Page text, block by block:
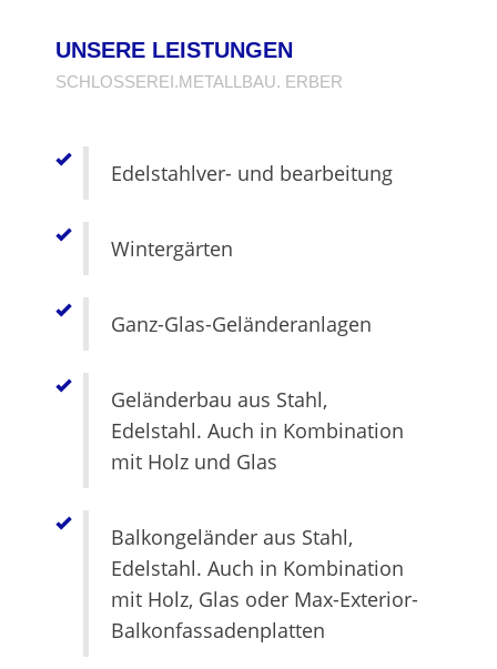
UNSERE LEISTUNGEN
SCHLOSSEREI.METALLBAU. ERBER
Edelstahlver- und bearbeitung
Wintergärten
Ganz-Glas-Geländeranlagen
Geländerbau aus Stahl,
Edelstahl. Auch in Kombination
mit Holz und Glas
Balkongeländer aus Stahl,
Edelstahl. Auch in Kombination
mit Holz, Glas oder Max-Exterior-
Balkonfassadenplatten